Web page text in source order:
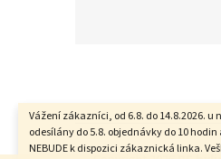
Vážení zákazníci, od 6.8. do 14.8.2026.
odesílány do 5.8. objednávky do 10 hodin
NEBUDE k dispozici zákaznická linka.
í